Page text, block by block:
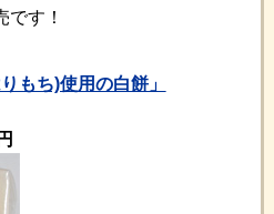
す！
もち)使用の白餅」